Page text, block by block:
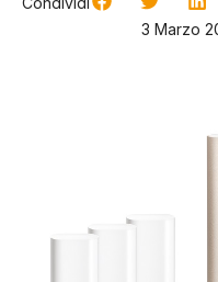
3 Marzo